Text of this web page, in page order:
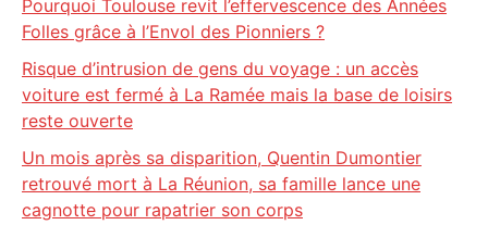
Pourquoi Toulouse revit l’effervescence des Années
Folles grâce à l’Envol des Pionniers ?
Risque d’intrusion de gens du voyage : un accès
voiture est fermé à La Ramée mais la base de loisirs
reste ouverte
Un mois après sa disparition, Quentin Dumontier
retrouvé mort à La Réunion, sa famille lance une
cagnotte pour rapatrier son corps